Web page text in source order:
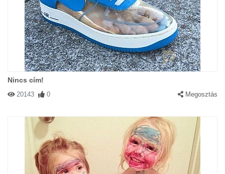
Nincs cím!
20143 0 Megosztás